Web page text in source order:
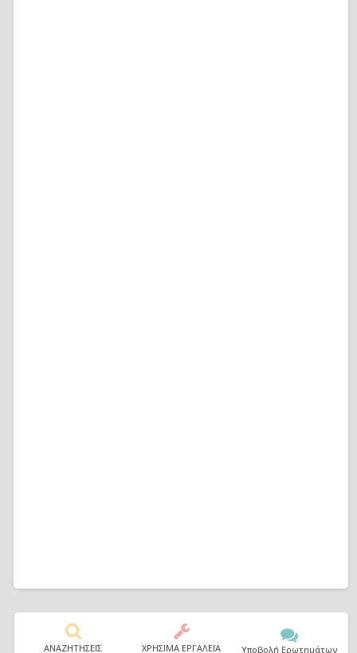
ΑΝΑΖΗΤΗΣΕΙΣ ΧΡΗΣΙΜΑ ΕΡΓΑΛΕΙΑ Υποβολή Ερωτημάτων